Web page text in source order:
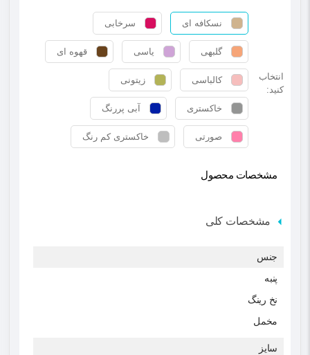
انتخاب
کنید:
نسکافه ای سرخابی
گلبهی یاسی قهوه ای
کالباسی زیتونی
خاکستری آبی پررنگ
صورتی خاکستری کم رنگ
مشخصات محصول
مشخصات کلی
جنس
پنبه
نخ رینگ
مخمل
سایز